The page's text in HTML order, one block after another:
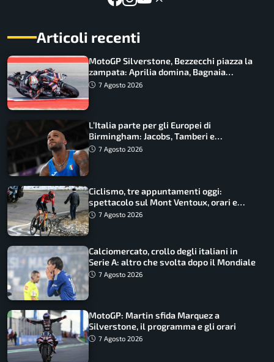
Articoli recenti
MotoGP Silverstone, Bezzecchi piazza la
zampata: Aprilia domina, Bagnaia
costretto al Q1
7 Agosto 2026
L’Italia parte per gli Europei di
Birmingham: Jacobs, Tamberi e
Battocletti guidano una spedizione
7 Agosto 2026
Ciclismo, tre appuntamenti oggi:
spettacolo sul Mont Ventoux, orari e
come vederli
7 Agosto 2026
Calciomercato, crollo degli italiani in
Serie A: altro che svolta dopo il Mondiale
7 Agosto 2026
MotoGP: Martin sfida Marquez a
Silverstone, il programma e gli orari
7 Agosto 2026